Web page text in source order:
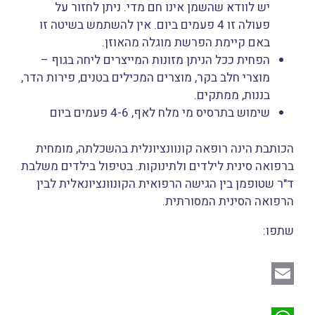
יש לוודא שהשמן אינו חם מדי. ניתן לחזור על
פעולה זו 4 פעמים ביום. אין להשתמש בשיטה זו
באם קיימת הפרשת מוגלה מהאוזן.
הפחית ככל הניתן מזונות המייצרים ליחה בגוף –
מוצרי חלב בקר, מוצרים המכילים בטנים, פירות הדר,
בננות, ממתקים.
שימוש בתרסיס מי מלח לאף, 4-6 פעמים ביום
הכותבת הינה רופאה קונוונציונלית בהשכלתה, מומחית
ברפואה סינית לילדים ולתינוקות. בטיפול בילדים משלבת
ד"ר שטופמן בין הגישה הרפואית הקונוונציונאלית לבין
הרפואה הסינית המסורתית.
שתפו: